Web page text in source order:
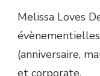
Melissa Loves
(anniversaire,